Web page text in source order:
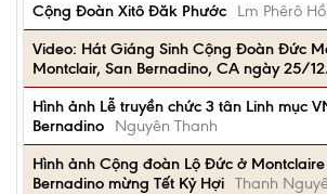
Cộng Đoàn Xitô Đăk Phước
Lm Phêrô
Video: Hát Giáng Sinh Cộng Đoàn Đức
Montclair, San Bernadino, CA ngày 25/
Hình ảnh Lễ truyền chức 3 tân Linh mục
Bernadino
Nguyên Thanh
Hình ảnh Cộng đoàn Lộ Đức ở Montclaire
Bernadino mừng Tết Kỷ Hợi Thanh